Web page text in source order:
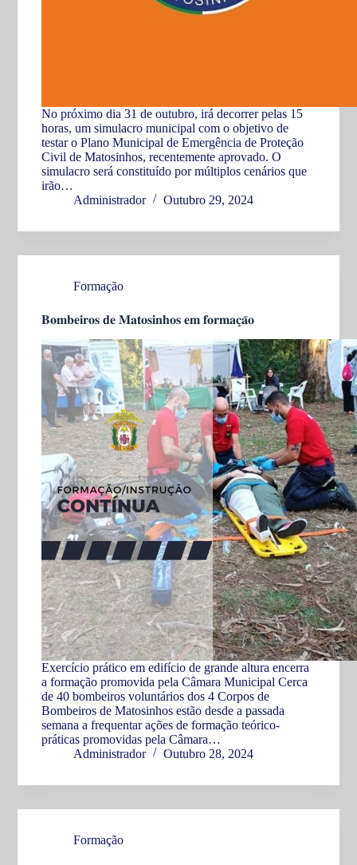
No próximo dia 31 de outubro, irá decorrer pelas 15
horas, um simulacro municipal com o objetivo de
testar o Plano Municipal de Emergência de Proteção
Civil de Matosinhos, recentemente aprovado. O
simulacro será constituído por múltiplos cenários que
irão…
Administrador
Outubro 29, 2024
Formação
𝐁𝐨𝐦𝐛𝐞𝐢𝐫𝐨𝐬 𝐝𝐞 𝐌𝐚𝐭𝐨𝐬𝐢𝐧𝐡𝐨𝐬 𝐞𝐦 𝐟𝐨𝐫𝐦𝐚𝐜̧𝐚̃𝐨
Exercício prático em edifício de grande altura encerra
a formação promovida pela Câmara Municipal Cerca
de 40 bombeiros voluntários dos 4 Corpos de
Bombeiros de Matosinhos estão desde a passada
semana a frequentar ações de formação teórico-
práticas promovidas pela Câmara…
Administrador
Outubro 28, 2024
Formação